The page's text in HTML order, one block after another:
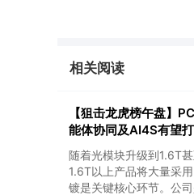
相关阅读
【狙击龙虎榜午盘】
能体协同及AI4S有望
随着光模块升级到1.6T
1.6T以上产品将大量采
镀是关键核心环节。公